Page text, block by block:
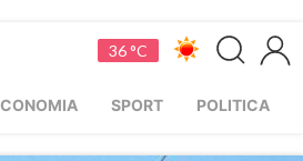
36 °C
SPORT POLITICA